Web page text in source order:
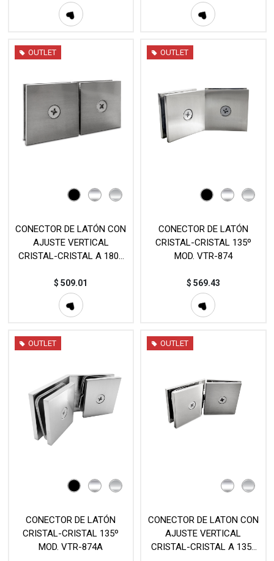
OUTLET
CONECTOR DE LATÓN CON
AJUSTE VERTICAL
CRISTAL-CRISTAL A 180º
$509.01
OUTLET
CONECTOR DE LATÓN
CRISTAL-CRISTAL 135º
MOD. VTR-874
$ 569.43
OUTLET
CONECTOR DE LATÓN
CRISTAL-CRISTAL 135º
MOD. VTR-874A
OUTLET
CONECTOR DE LATON CON
AJUSTE VERTICAL
CRISTAL-CRISTAL A 135º